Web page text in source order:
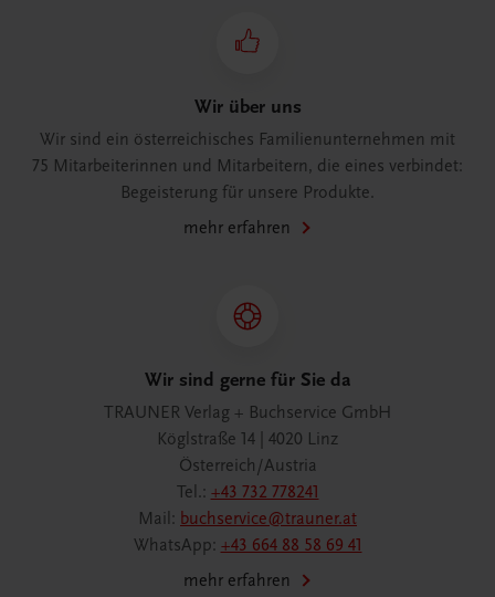
Wir über uns
Wir sind ein österreichisches Familienunternehmen mit
75 Mitarbeiterinnen und Mitarbeitern, die eines verbindet:
Begeisterung für unsere Produkte.
mehr erfahren
Wir sind gerne für Sie da
TRAUNER Verlag + Buchservice GmbH
Köglstraße 14 | 4020 Linz
Österreich/Austria
Tel.: +43 732 778241
Mail: buchservice@trauner.at
WhatsApp: +43 664 88 58 69 41
mehr erfahren